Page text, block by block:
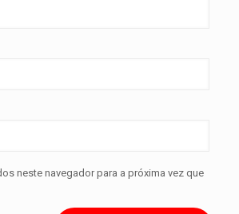
neste navegador para a próxima vez que